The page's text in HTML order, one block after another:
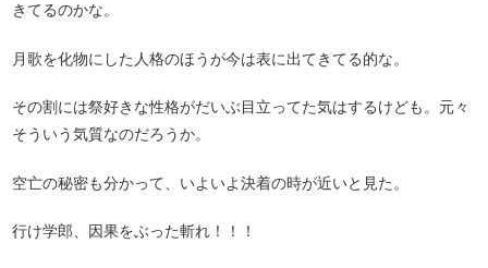
きてるのかな。
月歌を化物にした人格のほうが今は表に出てきてる的な。
その割には祭好きな性格がだいぶ目立ってた気はするけども。元々
そういう気質なのだろうか。
空亡の秘密も分かって、いよいよ決着の時が近いと見た。
行け学郎、因果をぶった斬れ！！！